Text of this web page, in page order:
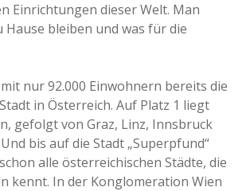
Einrichtungen dieser Welt. Man
Hause bleiben und was für die
nur 92.000 Einwohnern bereits die
in Österreich. Auf Platz 1 liegt
gefolgt von Graz, Linz, Innsbruck
bis auf die Stadt „Superpfund“
alle österreichischen Städte, die
kennt. In der Konglomeration Wien